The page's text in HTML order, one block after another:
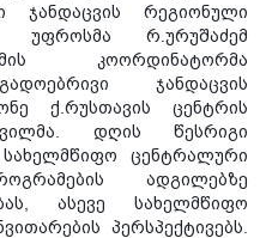
ჯანდაცვის რეგიონული
უფროსმა რ.ურუშაძემ
კოორდინატორმა
ჯანდაცვის
ქ.რუსთავის ცენტრის
დღის წესრიგი
ცენტრალური
ადგილებზე
ასევე სახელმწიფო
პერსპექტივებს.